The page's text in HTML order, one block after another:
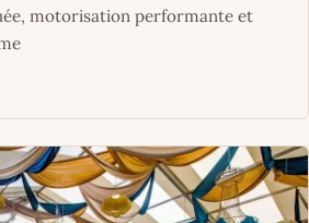
motorisation performante et